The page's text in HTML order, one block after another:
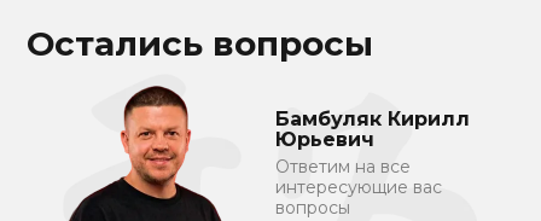
Остались вопросы
Бамбуляк Кирилл
Юрьевич
Ответим на все
интересующие вас
вопросы